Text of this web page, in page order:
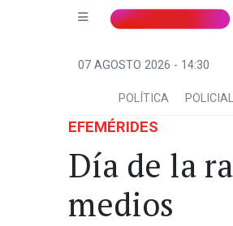
07 AGOSTO 2026 - 14:30
POLÍTICA
EFEMÉRIDES
Día de la
medios